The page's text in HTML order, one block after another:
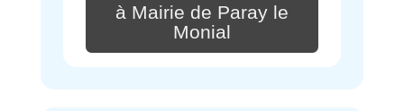
à Mairie de Paray le
Monial